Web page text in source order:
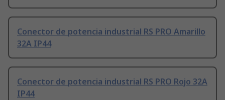
Conector de potencia industrial RS PRO Amarillo
32A IP44
Conector de potencia industrial RS PRO Rojo 32A
IP44